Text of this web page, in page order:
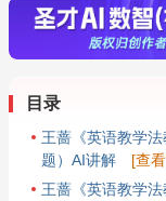
目录
王蔷《英语教学
题）AI讲解
[查
王蔷《英语教学